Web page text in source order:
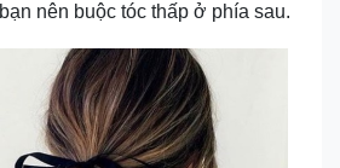
nên buộc tóc thấp ở phía sau.